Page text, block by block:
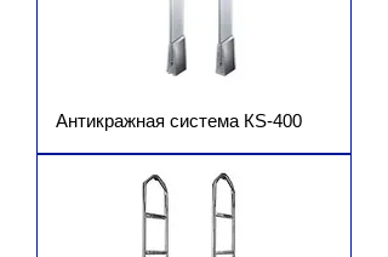
Антикражная система КS-400